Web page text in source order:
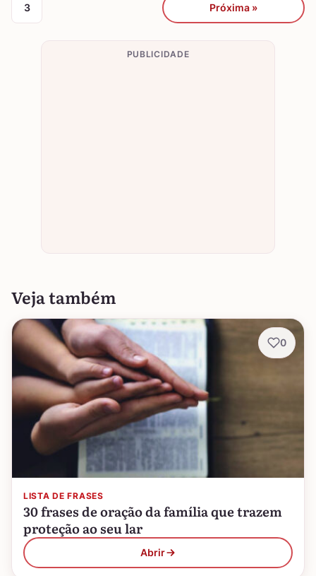
3 Próxima »
PUBLICIDADE
Veja também
LISTA DE FRASES
30 frases de oração da família que trazem
proteção ao seu lar
Abrir
0